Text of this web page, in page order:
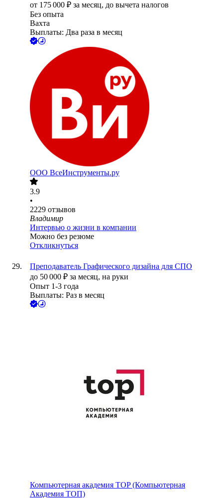
от 175 000 ₽ за месяц, до вычета налогов
Без опыта
Вахта
Выплаты: Два раза в месяц
ООО ВсеИнструменты.ру
3.9
•
2229 отзывов
Владимир
Интервью о жизни в компании
Можно без резюме
Откликнуться
Преподаватель Графического дизайна для СПО
до 50 000 ₽ за месяц, на руки
Опыт 1-3 года
Выплаты: Раз в месяц
Компьютерная академия TOP (Компьютерная
Академия ТОП)